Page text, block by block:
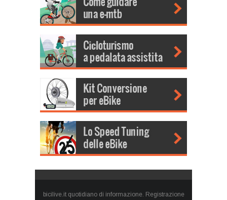
bicilive.it quotidiano di informazione. Registrazione